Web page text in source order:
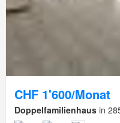
CHF 1'600/Monat
Doppelfamilienhaus in